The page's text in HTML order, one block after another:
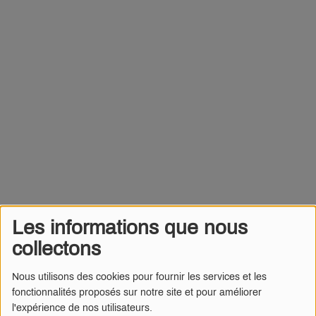
Les informations que nous
collectons
Nous utilisons des cookies pour fournir les services et les
fonctionnalités proposés sur notre site et pour améliorer
l'expérience de nos utilisateurs.